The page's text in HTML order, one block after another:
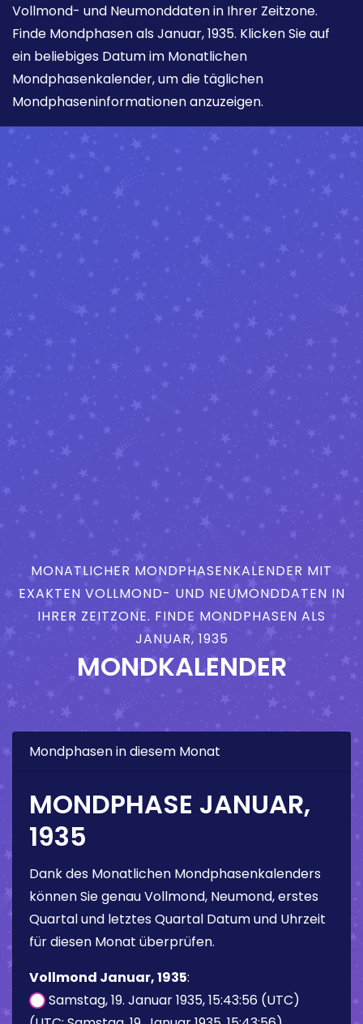
Vollmond- und Neumonddaten in Ihrer Zeitzone.
Finde Mondphasen als Januar, 1935. Klicken Sie auf
ein beliebiges Datum im Monatlichen
Mondphasenkalender, um die täglichen
Mondphaseninformationen anzuzeigen.
MONATLICHER MONDPHASENKALENDER MIT
EXAKTEN VOLLMOND- UND NEUMONDDATEN IN
IHRER ZEITZONE. FINDE MONDPHASEN ALS
JANUAR, 1935
MONDKALENDER
Mondphasen in diesem Monat
MONDPHASE JANUAR,
1935
Dank des Monatlichen Mondphasenkalenders
können Sie genau Vollmond, Neumond, erstes
Quartal und letztes Quartal Datum und Uhrzeit
für diesen Monat überprüfen.
Vollmond Januar, 1935:
Samstag, 19. Januar 1935, 15:43:56 (UTC)